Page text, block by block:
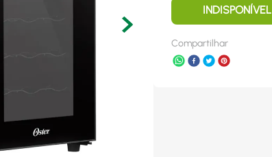
INDISPONÍVEL
Compartilhar